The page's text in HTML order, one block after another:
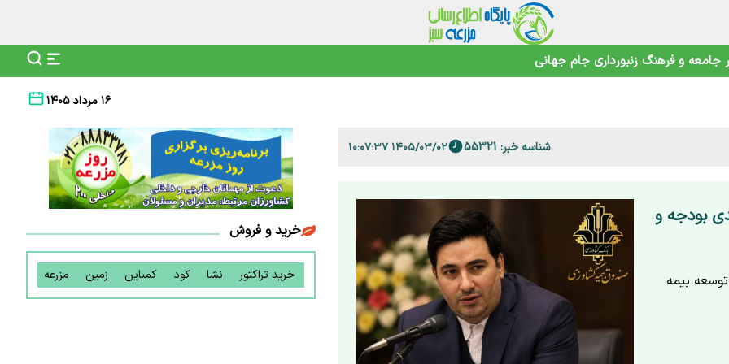
جامعه و فرهنگ زنبورداری جام جهانی
۱۶ مرداد ۱۴۰۵
شناسه خبر: 55321 ۱۴۰۵/۰۳/۰۲ ۱۰:۰۷:۳۷
کشاورزی؛ جهش ۱۵۰ درصدی بودجه و
بودجه و توسعه بیمه
خرید و فروش
خرید تراکتور نشا کود کمباین زمین مزرعه